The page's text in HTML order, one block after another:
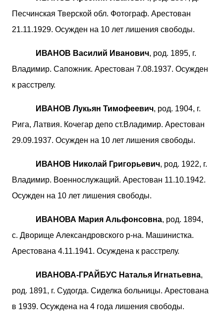
Песчинская Тверской обл. Фотограф. Арестован
21.11.1929. Осужден на 10 лет лишения свободы.
ИВАНОВ Василий Иванович, род. 1895, г.
Владимир. Сапожник. Арестован 7.08.1937. Осужден
к расстрелу.
ИВАНОВ Лукьян Тимофеевич, род. 1904, г.
Рига, Латвия. Кочегар депо ст.Владимир. Арестован
29.09.1937. Осужден на 10 лет лишения свободы.
ИВАНОВ Николай Григорьевич, род. 1922, г.
Владимир. Военнослужащий. Арестован 11.10.1942.
Осужден на 10 лет лишения свободы.
ИВАНОВА Мария Альфонсовна, род. 1894,
с. Дворище Александровского р-на. Машинистка.
Арестована 4.11.1941. Осуждена к расстрелу.
ИВАНОВА-ГРАЙБУС Наталья Игнатьевна,
род. 1891, г. Судогда. Сиделка больницы. Арестована
в 1939. Осуждена на 4 года лишения свободы.